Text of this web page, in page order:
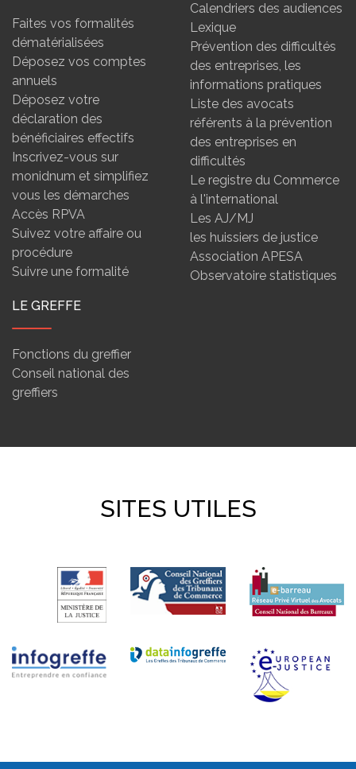
Faites vos formalités
dématérialisées
Déposez vos comptes
annuels
Déposez votre
déclaration des
bénéficiaires effectifs
Inscrivez-vous sur
monidnum et simplifiez
vous les démarches
Accès RPVA
Suivez votre affaire ou
procédure
Suivre une formalité
Calendriers des audiences
Lexique
Prévention des difficultés
des entreprises, les
informations pratiques
Liste des avocats
référents à la prévention
des entreprises en
difficultés
Le registre du Commerce
à l'international
Les AJ/MJ
les huissiers de justice
Association APESA
Observatoire statistiques
LE GREFFE
Fonctions du greffier
Conseil national des
greffiers
SITES UTILES